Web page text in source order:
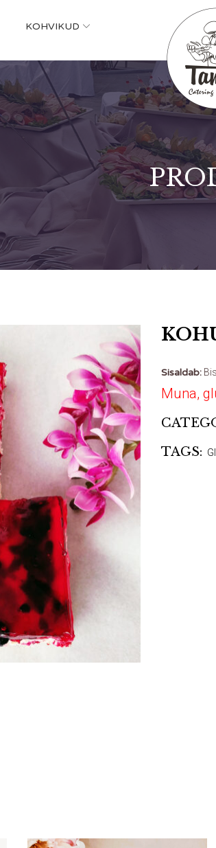
KOHVIKUD
Sisaldab:
Muna,
TAGS: